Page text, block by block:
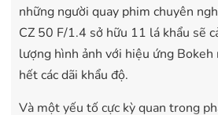
những người quay phim chuyên
CZ 50 F/1.4 sở hữu 11 lá khẩu sẽ
lượng hình ảnh với hiệu ứng Bokeh
hết các dãi khẩu độ.
Và một yếu tố cực kỳ quan trong